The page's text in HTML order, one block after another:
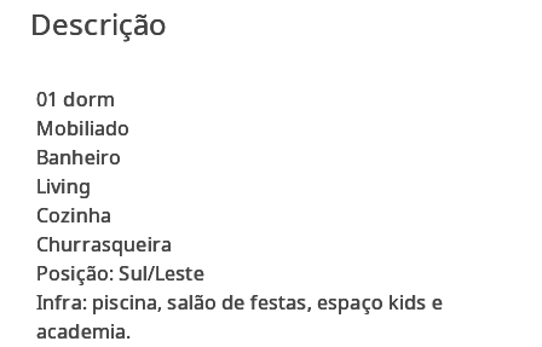
Descrição
01 dorm
Mobiliado
Banheiro
Living
Cozinha
Churrasqueira
Posição: Sul/Leste
Infra: piscina, salão de festas, espaço kids e
academia.